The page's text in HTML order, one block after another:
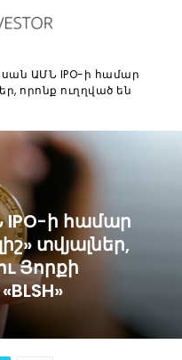
ԱՄՆ IPO-ի համար
որոնք ուղղված են
ի համար
տվյալներ,
Յորքի